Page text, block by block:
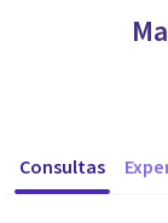
Consultas